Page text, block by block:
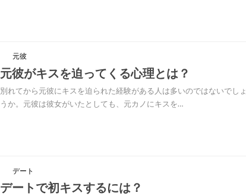
元彼
元彼がキスを迫ってくる心理とは？
別れてから元彼にキスを迫られた経験がある人は多いのではないでしょ
うか。元彼は彼女がいたとしても、元カノにキスを…
デート
デートで初キスするには？